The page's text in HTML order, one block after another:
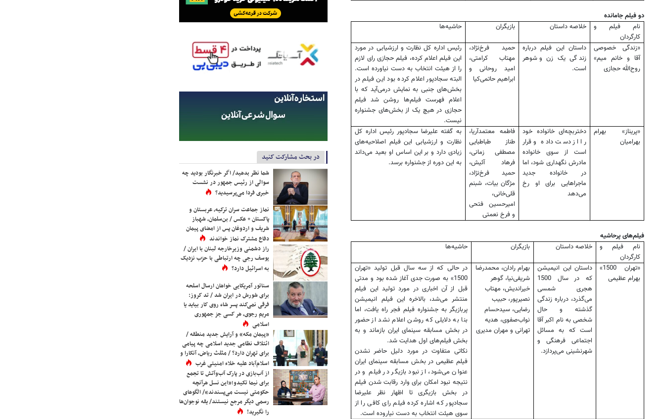
دو فیلم جامانده
نام فیلم و
کارگردان
خلاصه داستان بازیگران حاشیه‌ها
«زندگی خصوصی
آقا و خانم میم»
روح‌الله حجازی
داستان این فیلم درباره
زندگی یک زن و شوهر
است.
حمید فرخ‌نژاد،
مهتاب کرامتی،
امید روحانی و
ابراهیم حاتمی‌کیا
رئیس اداره کل نظارت و ارزشیابی در مورد
این فیلم اعلام کرده، فیلم حجازی رای لازم
را از هیئت انتخاب به دست نیاورده است.
البته سجادپور اعلام کرده بود این فیلم در
بخش‌های جنبی به نمایش درمی‌آید که با
اعلام فهرست فیلم‌‌ها روشن شد فیلم
حجازی در هیچ یک از بخش‌های جشنواره
نیست.
«پریناز» بهرام
بهرامیان
دختربچه‌ای خانواده خود
را از دست داده و قرار
است از سوی خانواده
مادرش نگهداری شود، اما
در خانواده جدید
ماجراهایی برای او رخ
می‌دهد
فاطمه معتمدآریا،
طناز طباطبایی
مصطفی زمانی،
فرهاد آئیش،
حمید فرخ‌نژاد،
مژگان بیات، شبنم
قلی‌خانی،
امیرحسین فتحی
و فرخ نعمتی
به گفته علیرضا سجادپور رئیس اداره کل
نظارت و ارزشیابی این فیلم اصلاحیه‌های
زیادی دارد و بر این اساس او بعید می‌داند
به این دوره از جشنواره برسد.
فیلم‌های پرحاشیه
نام فیلم و
کارگردان
خلاصه داستان بازیگران حاشیه‌ها
«تهران 1500»
بهرام عظیمی
داستان این انیمیشن
که در سال 1500
هجری شمسی
می‌گذرد، درباره زندگی
گذشته و حال
شخصی به نام اکبر آقا
است که به مسائل
اجتماعی فرهنگی و
شهرنشینی می‌پردازد.
بهرام رادان، محمدرضا
شریفی‌نیا، گوهر
خیراندیش، مهتاب
نصیرپور، حبیب
رضایی، سیدحسام
نواب‌صفوی، هدیه
تهرانی و مهران مدیری
در حالی که از سه سال قبل تولید «تهران
1500» به صورت جدی آغاز شده بود و مدتی
قبل از آن اخباری در مورد تولید این فیلم
منتشر می‌شد، بالاخره این فیلم انیمیشن
پربازیگر به جشنواره فیلم فجر راه یافت، اما
بنا به دلایلی که روشن اعلام نشد از حضور
در بخش مسابقه سینمای ایران بازماند و به
بخش فیلم‌های اول هدایت شد.
نکاتی متفاوت در مورد دلیل حاضر نشدن
فیلم عظیمی در بخش مسابقه سینمای ایران
عنوان می‌شود، از نبود بازیگر در فیلم و در
نتیجه نبود امکان برای وارد رقابت شدن فیلم
در بخش بازیگری تا اظهار نظر علیرضا
سجادپور که اشاره کرده فیلم رای کافی را از
سوی هیئت انتخاب به دست نیاروده است.
در بحث مشارکت کنید
شما نظر بدهید/ اگر خبرنگار بودید چه
سوالی از رئیس جمهور در نشست
خبری فردا می‌پرسیدید؟
نماز جماعت سران ترکیه، عربستان و
پاکستان + عکس / بن‌سلمان، شهباز
شریف و اردوغان پس از امضای پیمان
دفاع مشترک نماز خواندند
راز دشمنی وزیرخارجه لبنان با ایران /
یوسف رجی چه ارتباطی با حزب نزدیک
به اسرائیل دارد؟
سناتور آمریکایی خواهان ارسال اسلحه
برای شورش در ایران شد / تد کروز:
فرقی نمی‌کند پسر شاه روی کار بیاید یا
مریم رجوی، هر کسی جز جمهوری
اسلامی
«پیمان مکه» و آرایش جدید منطقه /
ائتلاف نظامی جدید اسلامی چه پیامی
برای تهران دارد؟ / مثلث ریاض، آنکارا و
اسلام‌آباد علیه خلاء امنیتی غرب
از آب‌بازی در پارک آب‌وآتش تا تجمع
برای نیما تکیدو؛«این نسل هرآنچه
حکومتی نیست می‌پسندند»/ الگوهای
رسمی دیگر مرجع نیستند/ یقه نوجوان‌ها
را نگیرید!